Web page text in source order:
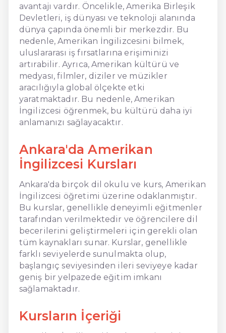
avantajı vardır. Öncelikle, Amerika Birleşik
Devletleri, iş dünyası ve teknoloji alanında
dünya çapında önemli bir merkezdir. Bu
nedenle, Amerikan İngilizcesini bilmek,
uluslararası iş fırsatlarına erişiminizi
artırabilir. Ayrıca, Amerikan kültürü ve
medyası, filmler, diziler ve müzikler
aracılığıyla global ölçekte etki
yaratmaktadır. Bu nedenle, Amerikan
İngilizcesi öğrenmek, bu kültürü daha iyi
anlamanızı sağlayacaktır.
Ankara'da Amerikan
İngilizcesi Kursları
Ankara'da birçok dil okulu ve kurs, Amerikan
İngilizcesi öğretimi üzerine odaklanmıştır.
Bu kurslar, genellikle deneyimli eğitmenler
tarafından verilmektedir ve öğrencilere dil
becerilerini geliştirmeleri için gerekli olan
tüm kaynakları sunar. Kurslar, genellikle
farklı seviyelerde sunulmakta olup,
başlangıç seviyesinden ileri seviyeye kadar
geniş bir yelpazede eğitim imkanı
sağlamaktadır.
Kursların İçeriği